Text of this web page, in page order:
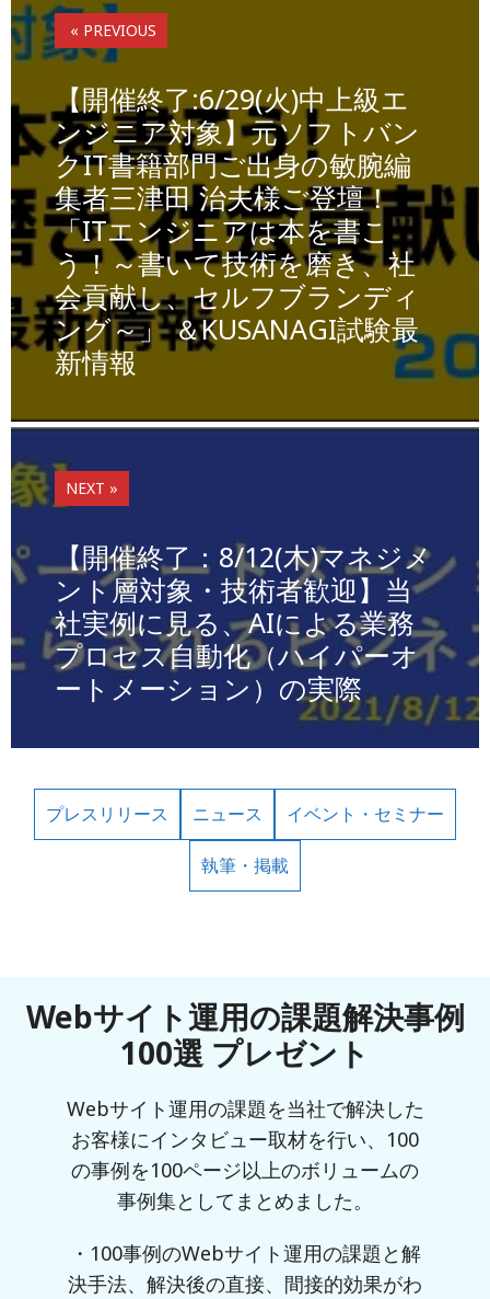
o
o
k
n n
k
« PREVIOUS
【開催終了:6/29(火)中上級エ
ンジニア対象】元ソフトバン
クIT書籍部門ご出身の敏腕編
集者三津田 治夫様ご登壇！
「ITエンジニアは本を書こ
う！～書いて技術を磨き、社
会貢献し、セルフブランディ
ング～」 ＆KUSANAGI試験最
新情報
NEXT »
【開催終了：8/12(木)マネジメ
ント層対象・技術者歓迎】当
社実例に見る、AIによる業務
プロセス自動化（ハイパーオ
ートメーション）の実際
プレスリリース ニュース イベント・セミナー
執筆・掲載
Webサイト運用の課題解決事例
100選 プレゼント
Webサイト運用の課題を当社で解決した
お客様にインタビュー取材を行い、100
の事例を100ページ以上のボリュームの
事例集としてまとめました。
・100事例のWebサイト運用の課題と解
決手法、解決後の直接、間接的効果がわ